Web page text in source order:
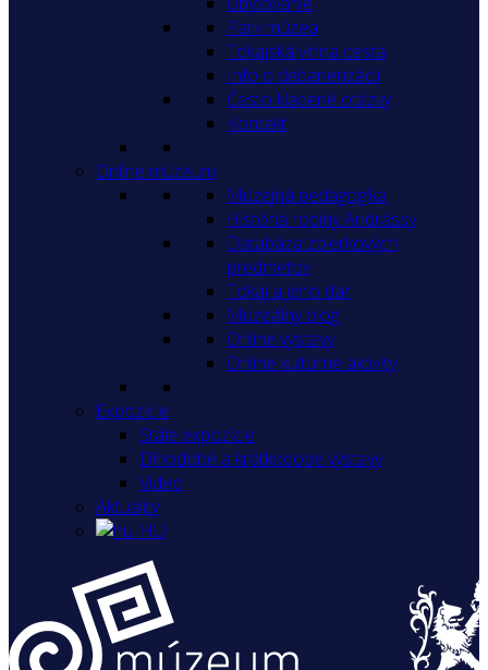
Park múzea
Tokajská vínna cesta
Info o debarierizácii
Často kladené otázky
Kontakt
Online múzeum
Múzejná pedagogika
História rodiny Andrássy
Databáza zbierkových
predmetov
Tokaj a jeho dar
Muzeálny blog
Online výstavy
Online kultúrne aktivity
Expozície
Stále expozície
Dlhodobé a krátkodobé výstavy
Video
Aktuality